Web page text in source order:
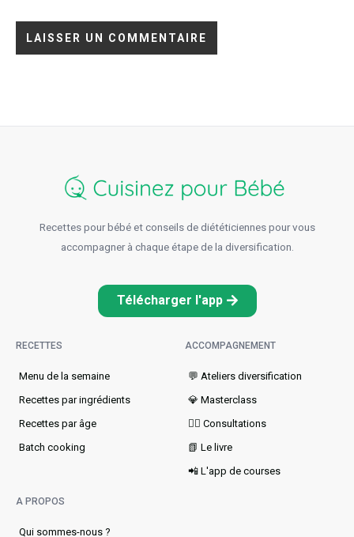
Recettes pour bébé et conseils de diététiciennes pour vous
accompagner à chaque étape de la diversification.
Télécharger l'app
RECETTES
Menu de la semaine​
Recettes par ingrédients
Recettes par âge
Batch cooking
ACCOMPAGNEMENT
💬 Ateliers diversification
💎 Masterclass
👩‍⚕️ Consultations
📗 Le livre
📲 L'app de courses
A PROPOS
Qui sommes-nous ?